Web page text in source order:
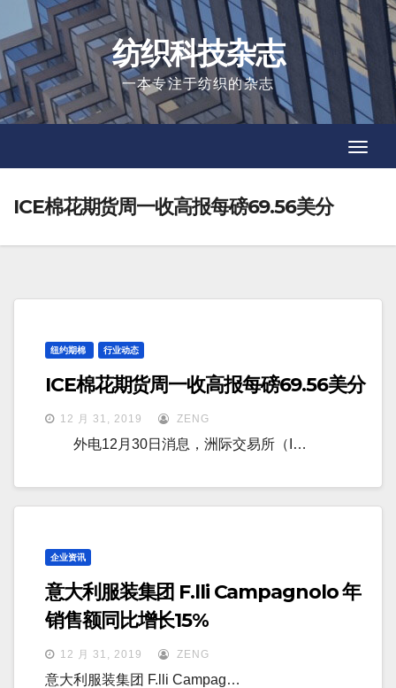
to
content
纺织科技杂志
一本专注于纺织的杂志
ICE棉花期货周一收高报每磅69.56美分
纽约期棉 行业动态
ICE棉花期货周一收高报每磅69.56美分
12 月 31, 2019 ZENG
外电12月30日消息，洲际交易所（I…
企业资讯
意大利服装集团 F.lli Campagnolo 年
销售额同比增长15%
12 月 31, 2019 ZENG
意大利服装集团 F.lli Campag…